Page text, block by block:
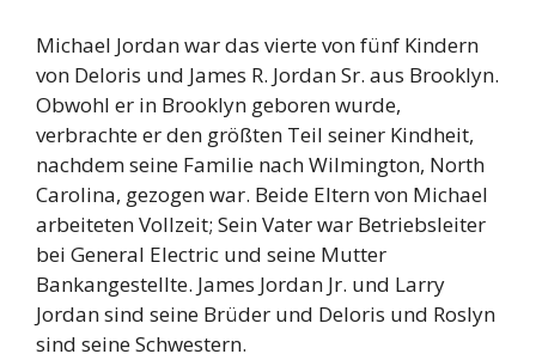
Michael Jordan war das vierte von fünf Kindern
von Deloris und James R. Jordan Sr. aus Brooklyn.
Obwohl er in Brooklyn geboren wurde,
verbrachte er den größten Teil seiner Kindheit,
nachdem seine Familie nach Wilmington, North
Carolina, gezogen war. Beide Eltern von Michael
arbeiteten Vollzeit; Sein Vater war Betriebsleiter
bei General Electric und seine Mutter
Bankangestellte. James Jordan Jr. und Larry
Jordan sind seine Brüder und Deloris und Roslyn
sind seine Schwestern.